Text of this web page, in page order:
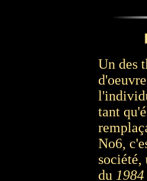
Un des
tant
No6,
société,
du 1984